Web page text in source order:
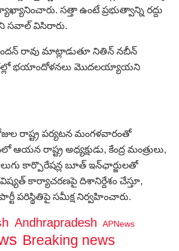
సత్తా ఉంటే ప్రభుత్వాన్ని రద్దు
సవాల్ విసిరారు.
రావు మాట్లాడుతూ నితిన్ నబీన్
భయాందోళనలు మొదలయ్యాయని
రాష్ట్ర పర్యటన మంగళవారంతో
రాష్ట్ర అధ్యక్షుడు, కేంద్ర మంత్రులు,
కార్పొరేషన్ల బూత్ ఇన్‌ఛార్జులతో
కార్యాచరణపై దిశానిర్దేశం చేస్తూ,
పరిస్థితిపై సమీక్ష నిర్వహించారు.
Andhrapradesh APNews
Breaking news